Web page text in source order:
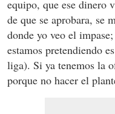
equipo, que ese dinero
de que se aprobara, se
donde yo veo el
estamos pretendiendo
liga). Si ya tenemos la
porque no hacer el